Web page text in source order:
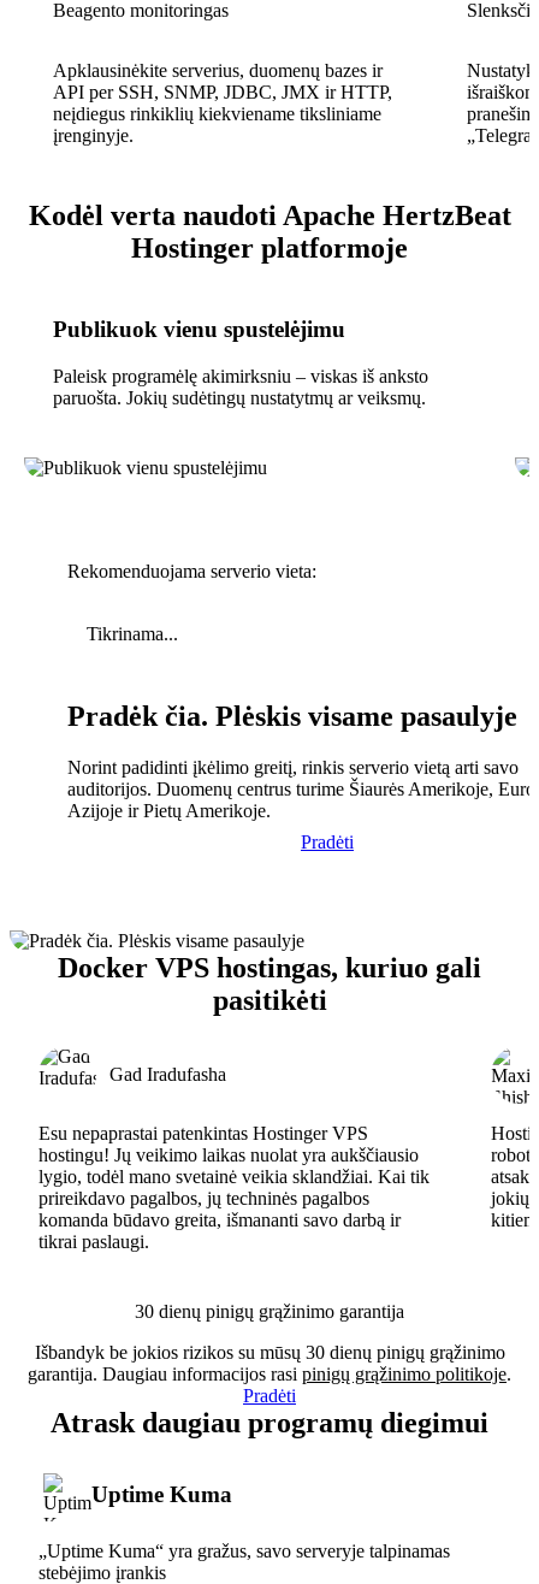
Beagento monitoringas
Apklausinėkite serverius, duomenų bazes ir
API per SSH, SNMP, JDBC, JMX ir HTTP,
neįdiegus rinkiklių kiekviename tiksliniame
įrenginyje.
Kodėl verta naudoti Apache HertzBeat
Hostinger platformoje
Publikuok vienu spustelėjimu
Paleisk programėlę akimirksniu – viskas iš anksto
paruošta. Jokių sudėtingų nustatytmų ar veiksmų.
Rekomenduojama serverio vieta:
Tikrinama...
Pradėk čia. Plėskis visame pasaulyje
Norint padidinti įkėlimo greitį, rinkis serverio vietą arti savo
auditorijos. Duomenų centrus turime Šiaurės Amerikoje,
Azijoje ir Pietų Amerikoje.
Pradėti
Docker VPS hostingas, kuriuo gali
pasitikėti
Gad Iradufasha
Esu nepaprastai patenkintas Hostinger VPS
hostingu! Jų veikimo laikas nuolat yra aukščiausio
lygio, todėl mano svetainė veikia sklandžiai. Kai tik
prireikdavo pagalbos, jų techninės pagalbos
komanda būdavo greita, išmananti savo darbą ir
tikrai paslaugi.
jokių
30 dienų pinigų grąžinimo garantija
Išbandyk be jokios rizikos su mūsų 30 dienų pinigų grąžinimo
garantija. Daugiau informacijos rasi pinigų grąžinimo politikoje.
Pradėti
Atrask daugiau programų diegimui
Uptime Kuma
„Uptime Kuma“ yra gražus, savo serveryje talpinamas
stebėjimo įrankis